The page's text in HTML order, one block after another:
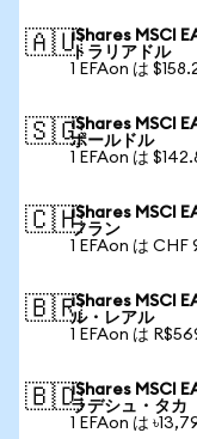
🇦🇺iShares MSCI
トラリアドル
1 EFAon は
🇸🇬iShares MSCI
ポールドル
1 EFAon は
🇨🇭iShares MSCI
フラン
1 EFAon は
🇧🇷iShares MSCI
ル・レアル
1 EFAon は
🇧🇩iShares MSCI
ラデシュ・タカ
1 EFAon は